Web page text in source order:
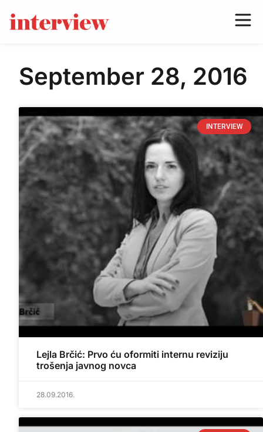
September 28, 2016
INTERVIEW
Lejla Brčić: Prvo ću oformiti internu reviziju
trošenja javnog novca
28.09.2016.